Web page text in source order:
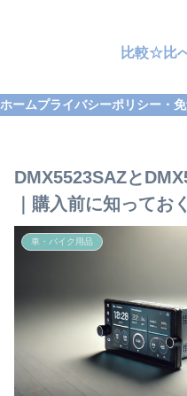
比較☆比
ホームプライバシーポリシー・
DMX5523SAZと
｜購入前に知ってお
車・バイク用品